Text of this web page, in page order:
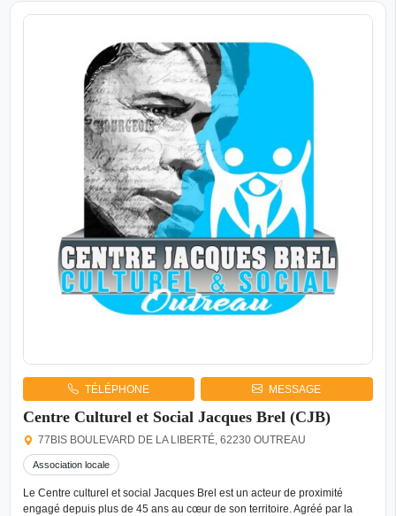
TÉLÉPHONE MESSAGE
Centre Culturel et Social Jacques Brel (CJB)
77BIS BOULEVARD DE LA LIBERTÉ, 62230 OUTREAU
Association locale
Le Centre culturel et social Jacques Brel est un acteur de proximité
engagé depuis plus de 45 ans au cœur de son territoire. Agréé par la